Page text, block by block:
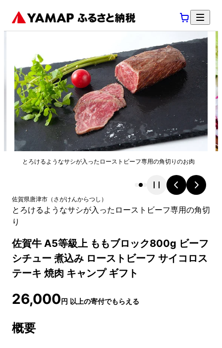
とろけるようなサシが入ったローストビーフ専用の角切りのお肉
佐賀県唐津市 （ さがけんからつし ）
とろけるようなサシが入ったローストビーフ専用の角切
り
佐賀牛 A5等級上 ももブロック800g ビーフ
シチュー 煮込み ローストビーフ サイコロス
テーキ 焼肉 キャンプ ギフト
26,000円 以上の寄付でもらえる
概要